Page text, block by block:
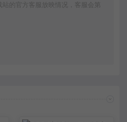
的官方客服放映情况，客服会第